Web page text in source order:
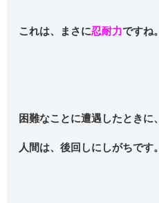
これは、まさに忍耐力ですね。
困難なことに遭遇したときに、
人間は、後回しにしがちです。